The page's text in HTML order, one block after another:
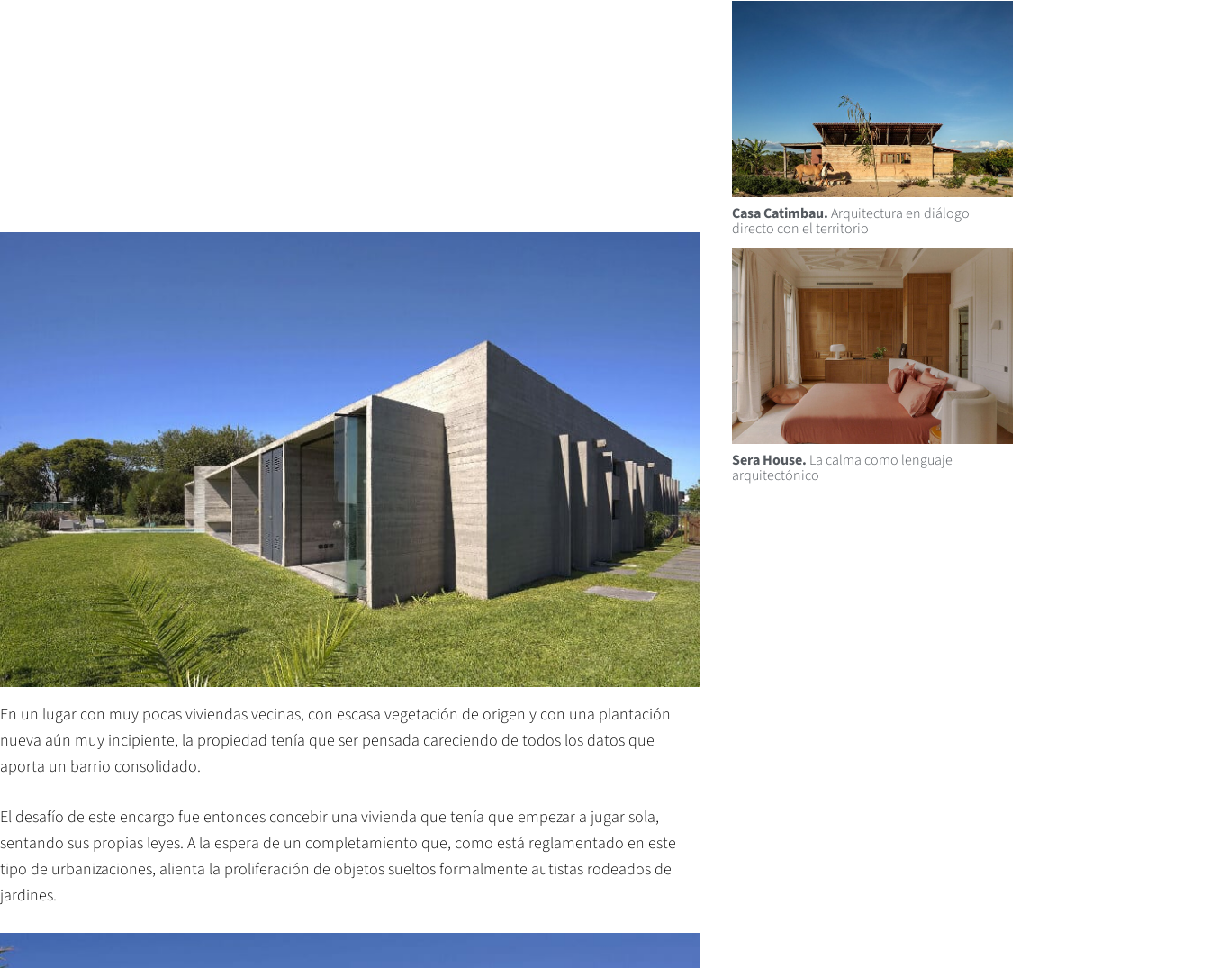
En un lugar con muy pocas viviendas vecinas, con escasa vegetación de origen y con una plantación
nueva aún muy incipiente, la propiedad tenía que ser pensada careciendo de todos los datos que
aporta un barrio consolidado.
El desafío de este encargo fue entonces concebir una vivienda que tenía que empezar a jugar sola,
sentando sus propias leyes. A la espera de un completamiento que, como está reglamentado en este
tipo de urbanizaciones, alienta la proliferación de objetos sueltos formalmente autistas rodeados de
jardines.
Casa Catimbau.Arquitectura en diálogo
directo con el territorio
Sera House. La calma como lenguaje
arquitectónico